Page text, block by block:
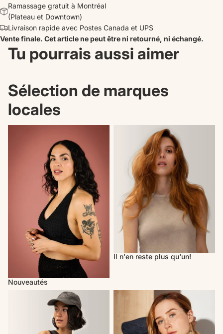
Ramassage gratuit à Montréal
(Plateau et Downtown)
Livraison rapide avec Postes Canada et UPS
Vente finale. Cet article ne peut être ni retourné, ni échangé.
Tu pourrais aussi aimer
Sélection de marques
locales
Nouveautés
Il n'en reste plus qu'un!
Il n'en reste plus qu'un!
Cherry Bobin